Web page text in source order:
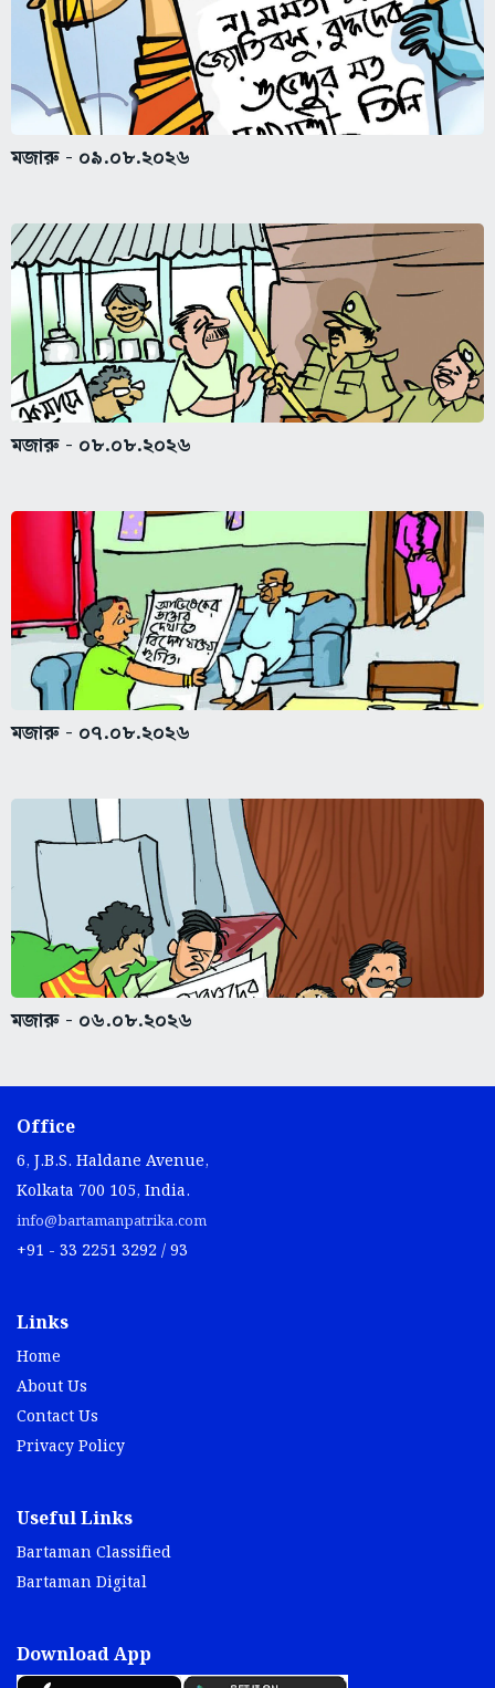
মজারু - ০৯.০৮.২০২৬
মজারু - ০৮.০৮.২০২৬
মজারু - ০৭.০৮.২০২৬
মজারু - ০৬.০৮.২০২৬
Office
6, J.B.S. Haldane Avenue,
Kolkata 700 105, India.
info@bartamanpatrika.com
+91 - 33 2251 3292 / 93
Links
Home
About Us
Contact Us
Privacy Policy
Useful Links
Bartaman Classified
Bartaman Digital
Download App